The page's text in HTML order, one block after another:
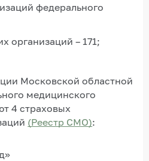
федерального
организаций – 171;
Московской областной
медицинского
4 страховых
(Реестр СМО):